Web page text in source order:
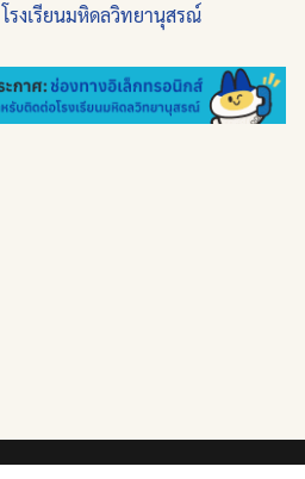
โรงเรียนมหิดลวิทยานุสรณ์